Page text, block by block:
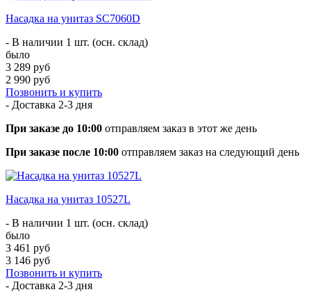
Насадка на унитаз SC7060D
- В наличии 1 шт. (осн. склад)
было
3 289 руб
2 990 руб
Позвонить и купить
- Доставка 2-3 дня
При заказе до 10:00 отправляем заказ в этот же день
При заказе после 10:00 отправляем заказ на следующий день
Насадка на унитаз 10527L
- В наличии 1 шт. (осн. склад)
было
3 461 руб
3 146 руб
Позвонить и купить
- Доставка 2-3 дня